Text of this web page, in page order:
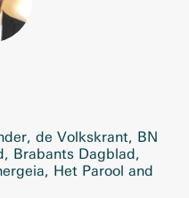
de Volkskrant, BN
Brabants Dagblad,
Het Parool and